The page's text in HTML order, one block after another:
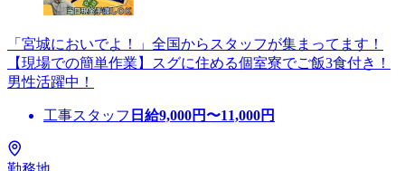
「宮城においでよ！」全国からスタッフが集まってます！
【現場での簡単作業】スグに住める個室寮でご飯3食付き！
男性活躍中！
工事スタッフ 日給9,000円〜11,000円